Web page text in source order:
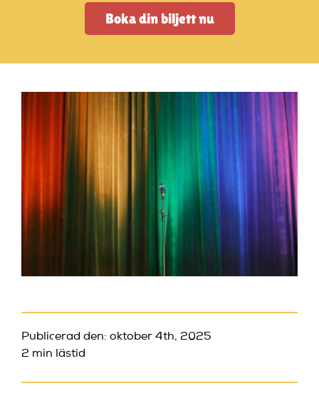
Kontakta oss
Vanliga frågor
Mitt konto
Boka din biljett nu
Publicerad den: oktober 4th, 2025
2 min lästid